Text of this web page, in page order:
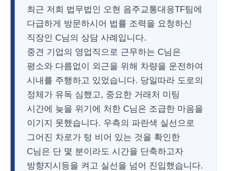
최근 저희 법무법인 오현 음주교통대응TF팀에
다급하게 방문하시어 법률 조력을 요청하신
직장인 C님의 상담 사례입니다.
중견 기업의 영업직으로 근무하는 C님은
평소와 다름없이 외근을 위해 차량을 운전하여
시내를 주행하고 있었습니다. 당일따라 도로의
정체가 유독 심했고, 중요한 거래처 미팅
시간에 늦을 위기에 처한 C님은 조급한 마음을
이기지 못했습니다. 우측의 파란색 실선으로
그어진 차로가 텅 비어 있는 것을 확인한
C님은 단 몇 분이라도 시간을 단축하고자
방향지시등을 켜고 실선을 넘어 진입했습니다.